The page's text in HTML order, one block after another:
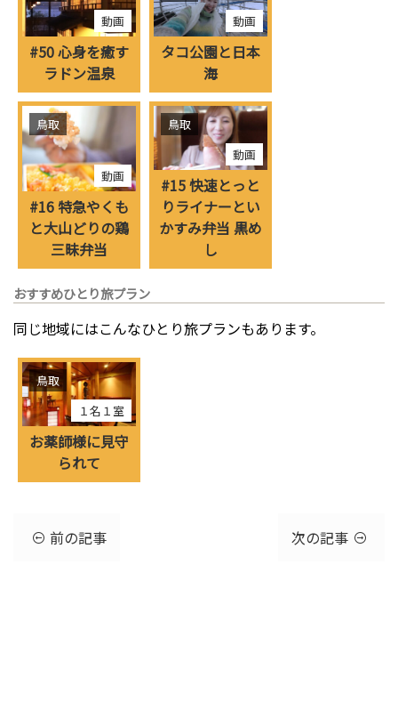
動画
#50 心身を癒す
ラドン温泉
動画
タコ公園と日本
海
動画
鳥取
#16 特急やくも
と大山どりの鶏
三昧弁当
動画
鳥取
#15 快速とっと
りライナーとい
かすみ弁当 黒め
し
おすすめひとり旅プラン
同じ地域にはこんなひとり旅プランもあります。
１名１室
鳥取
お薬師様に見守
られて
前の記事 次の記事